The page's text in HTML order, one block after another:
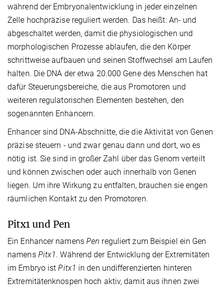
während der Embryonalentwicklung in jeder einzelnen
Zelle hochpräzise reguliert werden. Das heißt: An- und
abgeschaltet werden, damit die physiologischen und
morphologischen Prozesse ablaufen, die den Körper
schrittweise aufbauen und seinen Stoffwechsel am Laufen
halten. Die DNA der etwa 20.000 Gene des Menschen hat
dafür Steuerungsbereiche, die aus Promotoren und
weiteren regulatorischen Elementen bestehen, den
sogenannten Enhancern.
Enhancer sind DNA-Abschnitte, die die Aktivität von Genen
präzise steuern - und zwar genau dann und dort, wo es
nötig ist. Sie sind in großer Zahl über das Genom verteilt
und können zwischen oder auch innerhalb von Genen
liegen. Um ihre Wirkung zu entfalten, brauchen sie engen
räumlichen Kontakt zu den Promotoren.
Pitx1 und Pen
Ein Enhancer namens Pen reguliert zum Beispiel ein Gen
namens Pitx1. Während der Entwicklung der Extremitäten
im Embryo istPitx1 in den undifferenzierten hinteren
Extremitätenknospen hoch aktiv, damit aus ihnen zwei